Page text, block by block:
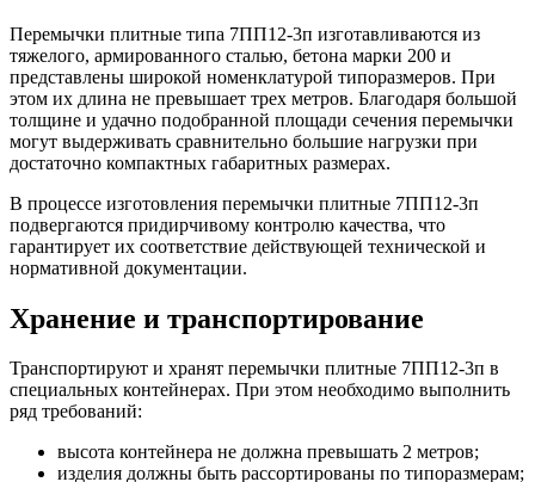
Перемычки плитные типа 7ПП12-3п изготавливаются из
тяжелого, армированного сталью, бетона марки 200 и
представлены широкой номенклатурой типоразмеров. При
этом их длина не превышает трех метров. Благодаря большой
толщине и удачно подобранной площади сечения перемычки
могут выдерживать сравнительно большие нагрузки при
достаточно компактных габаритных размерах.
В процессе изготовления перемычки плитные 7ПП12-3п
подвергаются придирчивому контролю качества, что
гарантирует их соответствие действующей технической и
нормативной документации.
Хранение и транспортирование
Транспортируют и хранят перемычки плитные 7ПП12-3п в
специальных контейнерах. При этом необходимо выполнить
ряд требований:
высота контейнера не должна превышать 2 метров;
изделия должны быть рассортированы по типоразмерам;